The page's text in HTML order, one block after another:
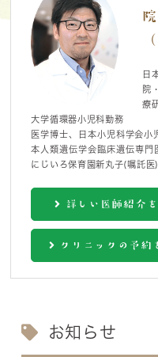
日
院
療
大学循環器小児科勤務
医学博士、日本小児科学会小
本人類遺伝学会臨床遺伝専門
にじいろ保育園新丸子(嘱託医)
詳しい医師紹介を
クリニックの予約
お知らせ